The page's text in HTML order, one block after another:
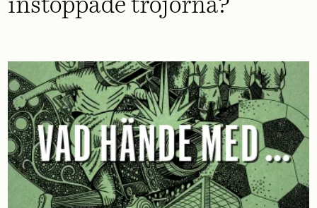
instoppade tröjorna?